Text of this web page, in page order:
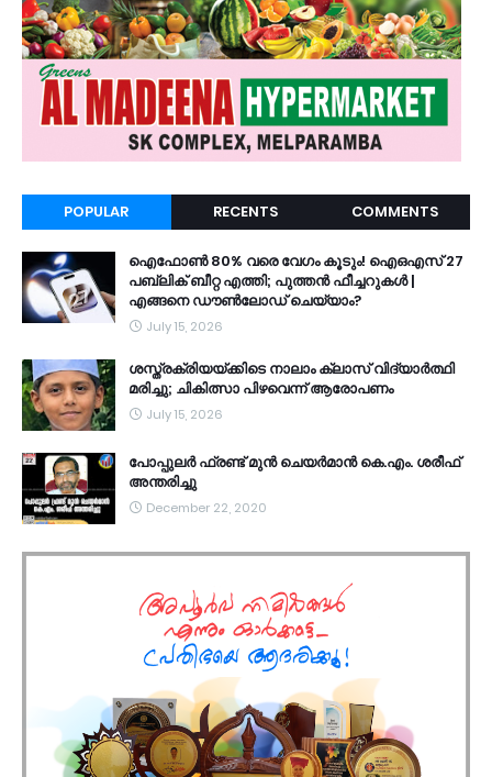
POPULAR RECENTS COMMENTS
ഐഫോൺ 80% വരെ വേഗം കൂടും! ഐഒഎസ് 27
പബ്ലിക് ബീറ്റ എത്തി; പുത്തൻ ഫീച്ചറുകൾ |
എങ്ങനെ ഡൗൺലോഡ് ചെയ്യാം?
July 15, 2026
ശസ്ത്രക്രിയയ്ക്കിടെ നാലാം ക്ലാസ് വിദ്യാർത്ഥി
മരിച്ചു; ചികിത്സാ പിഴവെന്ന് ആരോപണം
July 15, 2026
പോപ്പുലർ ഫ്രണ്ട്​ മുൻ ചെയർമാൻ കെ.എം. ശരീഫ്​
അന്തരിച്ചു
December 22, 2020